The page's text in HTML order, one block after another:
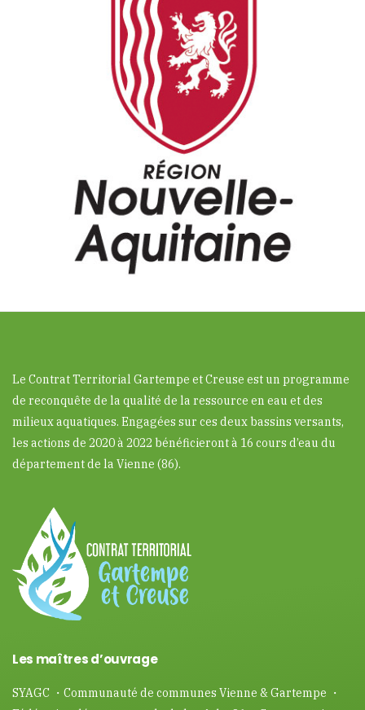
Le Contrat Territorial Gartempe et Creuse est un programme
de reconquête de la qualité de la ressource en eau et des
milieux aquatiques. Engagées sur ces deux bassins versants,
les actions de 2020 à 2022 bénéficieront à 16 cours d’eau du
département de la Vienne (86).
Les maîtres d’ouvrage
SYAGC ・Communauté de communes Vienne & Gartempe ・